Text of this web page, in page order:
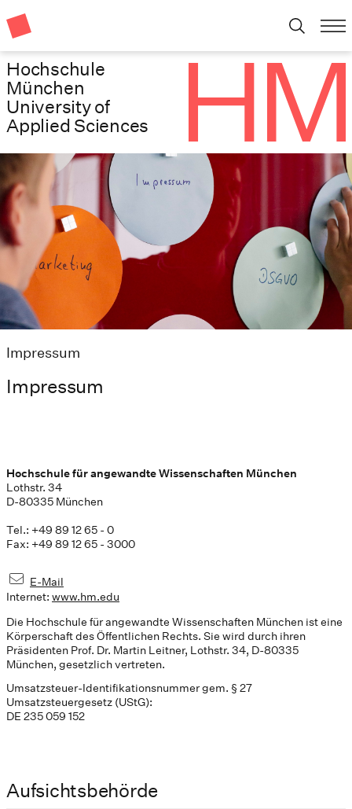
Hochschule
München
University of
Applied Sciences
Impressum
Impressum
Hochschule für angewandte Wissenschaften München
Lothstr. 34
D-80335 München
Tel.: +49 89 12 65 - 0
Fax: +49 89 12 65 - 3000
E-Mail
Internet: www.hm.edu
Die Hochschule für angewandte Wissenschaften München ist eine
Körperschaft des Öffentlichen Rechts. Sie wird durch ihren
Präsidenten Prof. Dr. Martin Leitner, Lothstr. 34, D-80335
München, gesetzlich vertreten.
Umsatzsteuer-Identifikationsnummer gem. § 27
Umsatzsteuergesetz (UStG):
DE 235 059 152
Aufsichtsbehörde